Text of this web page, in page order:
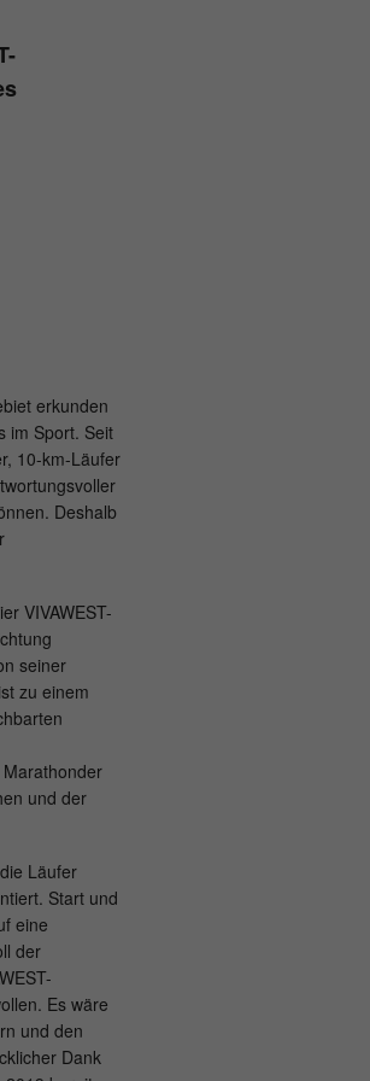
erkunden
im Sport. Seit
10-km-Läufer
Deshalb
VIVAWEST-
seiner
zu einem
und der
Läufer
Start und
eine
der
Es wäre
und den
Dank